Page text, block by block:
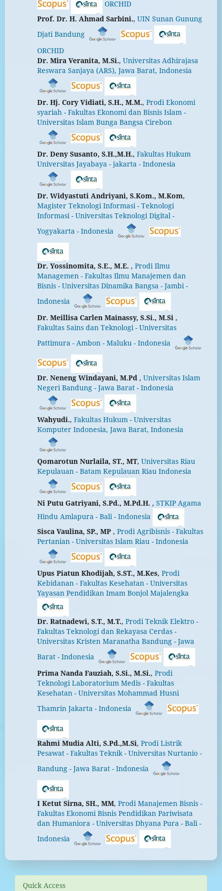
ORCHID
Prof. Dr. H. Ahmad Sarbini., UIN Sunan Gunung
Djati Bandung
ORCHID
Dr. Mira Veranita, M.Si., Universitas Adhirajasa
Reswara Sanjaya (ARS), Jawa Barat, Indonesia
Dr. Hj. Cory Vidiati, S.H., M.M., Prodi Ekonomi
syariah - Fakultas Ekonomi dan Bisnis Islam -
Universitas Islam Bunga Bangsa Cirebon
Dr. Deny Susanto, S.H.,M.H., Fakultas Hukum
Universitas Jayabaya - jakarta - Indonesia
Dr. Widyastuti Andriyani, S.Kom., M.Kom,
Magister Teknologi Informasi - Teknologi
Informasi - Universitas Teknologi Digital -
Yogyakarta - Indonesia
Dr. Yossinomita, S.E., M.E. , Prodi Ilmu
Managemen - Fakultas Ilmu Manajemen dan
Bisnis - Universitas Dinamika Bangsa - Jambi -
Indonesia
Dr. Meillisa Carlen Mainassy, S.Si., M.Si ,
Fakultas Sains dan Teknologi - Universitas
Pattimura - Ambon - Maluku - Indonesia
Dr. Neneng Windayani, M.Pd , Universitas Islam
Negeri Bandung - Jawa Barat - Indonesia
Wahyudi., Fakultas Hukum - Universitas
Komputer Indonesia, Jawa Barat, Indonesia
Qomarotun Nurlaila, ST., MT, Universitas Riau
Kepulauan - Batam Kepulauan Riau Indonesia
Ni Putu Gatriyani, S.Pd., M.Pd.H. , STKIP Agama
Hindu Amlapura - Bali - Indonesia
Sisca Vaulina, SP., MP , Prodi Agribisnis - Fakultas
Pertanian - Universitas Islam Riau - Indonesia
Upus Piatun Khodijah, S.ST., M.Kes, Prodi
Kebidanan - Fakultas Kesehatan - Universitas
Yayasan Pendidikan Imam Bonjol Majalengka
Dr. Ratnadewi, S.T., M.T., Prodi Teknik Elektro -
Fakultas Teknologi dan Rekayasa Cerdas -
Universitas Kristen Maranatha Bandung - Jawa
Barat - Indonesia
Prima Nanda Fauziah, S.Si., M.Si., Prodi
Teknologi Laboratorium Medis - Fakultas
Kesehatan - Universitas Mohammad Husni
Thamrin Jakarta - Indonesia
Rahmi Mudia Alti, S.Pd.,M.Si, Prodi Listrik
Pesawat - Fakultas Teknik - Universitas Nurtanio -
Bandung - Jawa Barat - Indonesia
I Ketut Sirna, SH., MM, Prodi Manajemen Bisnis -
Fakultas Ekonomi Bisnis Pendidikan Pariwisata
dan Humaniora - Universitas Dhyana Pura - Bali -
Indonesia
Quick Access